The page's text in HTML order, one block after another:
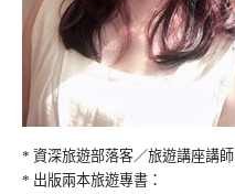
* 資深旅遊部落客／旅遊講座講師
* 出版兩本旅遊專書：